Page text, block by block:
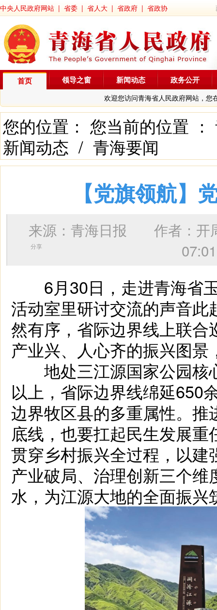
中央人民政府网站 | 省委 | 省人大 | 省政府 | 省政协
首页
欢迎您访问青海省人民政府网站，您
领导之窗 新闻动态 政务公开
您的位置： 您当前的位置 ：
新闻动态 / 青海要闻
【党旗领航】
来源：青海日报 作者： 开
分享
6月30日，走进青海省玉
活动室里研讨交流的声音
然有序，省际边界线上联
产业兴、人心齐的振兴图
地处三江源国家公园核
以上，省际边界线绵延650
边界牧区县的多重属性。
底线，也要扛起民生发展
贯穿乡村振兴全过程，以
产业破局、治理创新三个
水，为江源大地的全面振